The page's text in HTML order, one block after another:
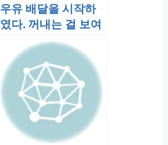
우유 배달을 시작하
였다. 꺼내는 걸 보여
주었더니, 몇시간 후
에 또 우유를…